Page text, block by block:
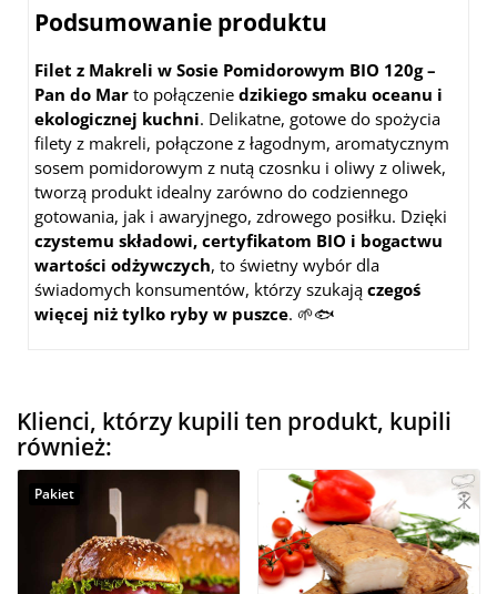
Podsumowanie produktu
Filet z Makreli w Sosie Pomidorowym BIO 120g –
Pan do Mar to połączenie dzikiego smaku oceanu i
ekologicznej kuchni. Delikatne, gotowe do spożycia
filety z makreli, połączone z łagodnym, aromatycznym
sosem pomidorowym z nutą czosnku i oliwy z oliwek,
tworzą produkt idealny zarówno do codziennego
gotowania, jak i awaryjnego, zdrowego posiłku. Dzięki
czystemu składowi, certyfikatom BIO i bogactwu
wartości odżywczych, to świetny wybór dla
świadomych konsumentów, którzy szukają czegoś
więcej niż tylko ryby w puszce. 🌱🐟
Klienci, którzy kupili ten produkt, kupili
również:
Pakiet